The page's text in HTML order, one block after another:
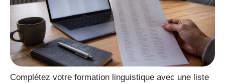
Complétez votre formation linguistique avec une liste